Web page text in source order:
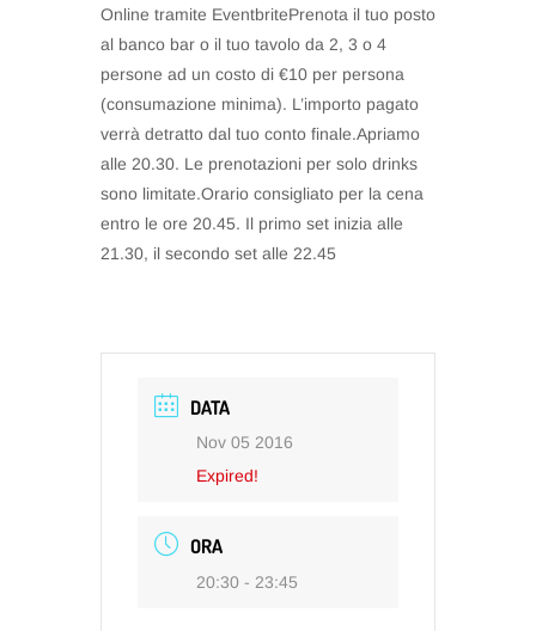
Online tramite EventbritePrenota il tuo posto
al banco bar o il tuo tavolo da 2, 3 o 4
persone ad un costo di €10 per persona
(consumazione minima). L’importo pagato
verrà detratto dal tuo conto finale.Apriamo
alle 20.30. Le prenotazioni per solo drinks
sono limitate.Orario consigliato per la cena
entro le ore 20.45. Il primo set inizia alle
21.30, il secondo set alle 22.45
DATA
Nov 05 2016
Expired!
ORA
20:30 - 23:45